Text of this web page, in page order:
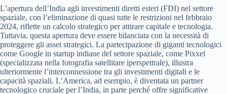
L’apertura dell’India agli investimenti diretti esteri (FDI) nel settore
spaziale, con l’eliminazione di quasi tutte le restrizioni nel febbraio
2024, riflette un calcolo strategico per attirare capitale e tecnologia.
Tuttavia, questa apertura deve essere bilanciata con la necessità di
proteggere gli asset strategici. La partecipazione di giganti tecnologici
come Google in startup indiane del settore spaziale, come Pixxel
(specializzata nella fotografia satellitare iperspettrale), illustra
ulteriormente l’interconnessione tra gli investimenti digitali e le
capacità spaziali. L’America, ad esempio, è diventata un partner
tecnologico cruciale per l’India, in parte perché offre significative